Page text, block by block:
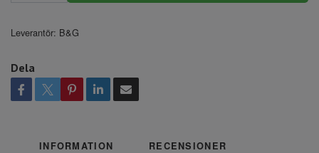
Leverantör: B&G
Dela
INFORMATION RECENSIONER